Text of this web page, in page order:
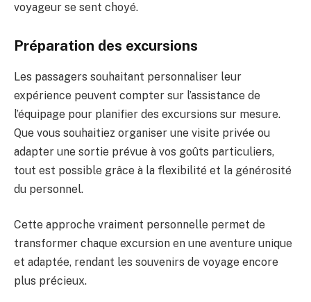
voyageur se sent choyé.
Préparation des excursions
Les passagers souhaitant personnaliser leur
expérience peuvent compter sur l’assistance de
l’équipage pour planifier des excursions sur mesure.
Que vous souhaitiez organiser une visite privée ou
adapter une sortie prévue à vos goûts particuliers,
tout est possible grâce à la flexibilité et la générosité
du personnel.
Cette approche vraiment personnelle permet de
transformer chaque excursion en une aventure unique
et adaptée, rendant les souvenirs de voyage encore
plus précieux.